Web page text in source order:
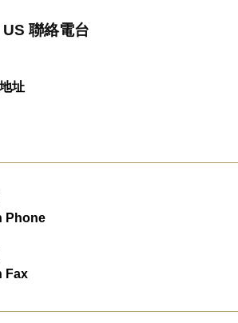
聯絡電台
址
Phone
Fax